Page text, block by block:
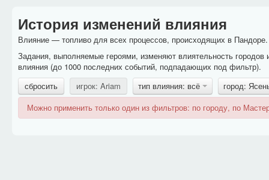
История изменений влияния
Влияние — топливо для всех процессов, происходящих в
Задания, выполняемые героями, изменяют влиятельность
влияния (до 1000 последних событий, подпадающих под фильтр).
сбросить
игрок: Ariam тип влияния: всё
город:
Можно применить только один из фильтров: по городу, по